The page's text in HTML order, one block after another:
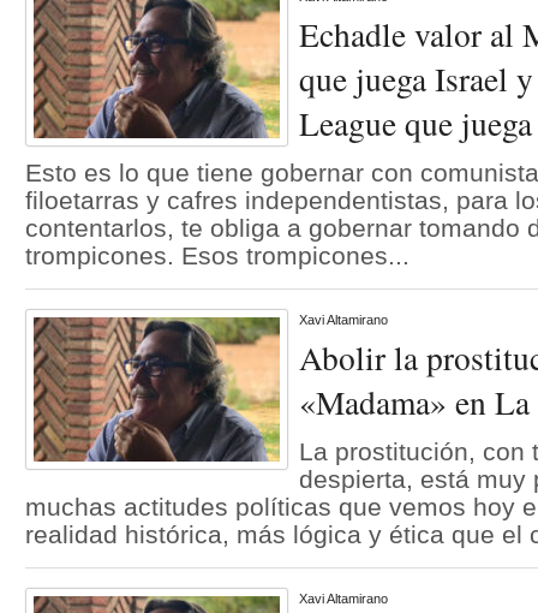
Echadle valor al
que juega Israel
League que
Esto es lo que tiene gobernar con
filoetarras y cafres independentistas, para
contentarlos, te obliga a gobernar tomando
trompicones. Esos trompicones...
Xavi Altamirano
Abolir la
«Madama» en
La prostitución, con
despierta, está muy
muchas actitudes políticas que vemos hoy
realidad histórica, más lógica y ética que el
Xavi Altamirano